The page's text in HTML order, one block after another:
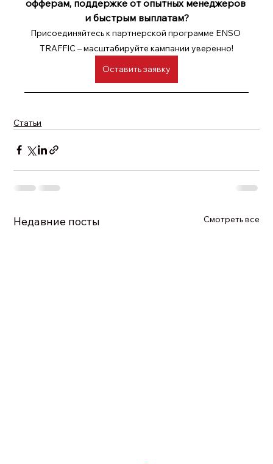
офферам, поддержке от опытных менеджеров
и быстрым выплатам?
Присоединяйтесь к партнерской программе ENSO
TRAFFIC – масштабируйте кампании уверенно!
Оставить заявку
Статьи
Недавние посты Смотреть все